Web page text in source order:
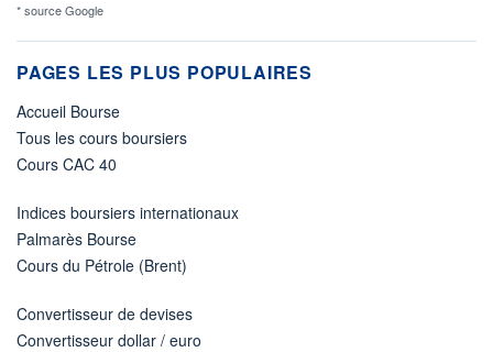
* source Google
PAGES LES PLUS POPULAIRES
Accueil Bourse
Tous les cours boursiers
Cours CAC 40
Indices boursiers internationaux
Palmarès Bourse
Cours du Pétrole (Brent)
Convertisseur de devises
Convertisseur dollar / euro